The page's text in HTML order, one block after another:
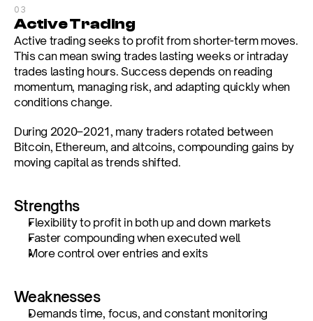
03
Active Trading
Active trading seeks to profit from shorter-term moves.
This can mean swing trades lasting weeks or intraday
trades lasting hours. Success depends on reading
momentum, managing risk, and adapting quickly when
conditions change.
During 2020–2021, many traders rotated between
Bitcoin, Ethereum, and altcoins, compounding gains by
moving capital as trends shifted.
Strengths
Flexibility to profit in both up and down markets
Faster compounding when executed well
More control over entries and exits
Weaknesses
Demands time, focus, and constant monitoring